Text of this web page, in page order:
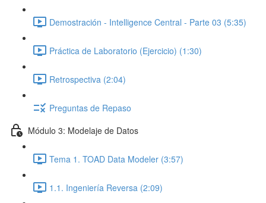
Demostración - Intelligence Central - Parte 03 (5:35)
Práctica de Laboratorio (Ejercicio) (1:30)
Retrospectiva (2:04)
Preguntas de Repaso
Módulo 3: Modelaje de Datos
Tema 1. TOAD Data Modeler (3:57)
1.1. Ingeniería Reversa (2:09)